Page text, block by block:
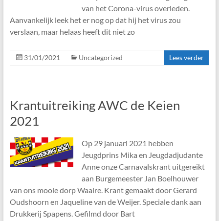
van het Corona-virus overleden.
Aanvankelijk leek het er nog op dat hij het virus zou
verslaan, maar helaas heeft dit niet zo
31/01/2021 Uncategorized Lees verder
Krantuitreiking AWC de Keien
2021
Op 29 januari 2021 hebben
Jeugdprins Mika en Jeugdadjudante
Anne onze Carnavalskrant uitgereikt
aan Burgemeester Jan Boelhouwer
van ons mooie dorp Waalre. Krant gemaakt door Gerard
Oudshoorn en Jaqueline van de Weijer. Speciale dank aan
Drukkerij Spapens. Gefilmd door Bart